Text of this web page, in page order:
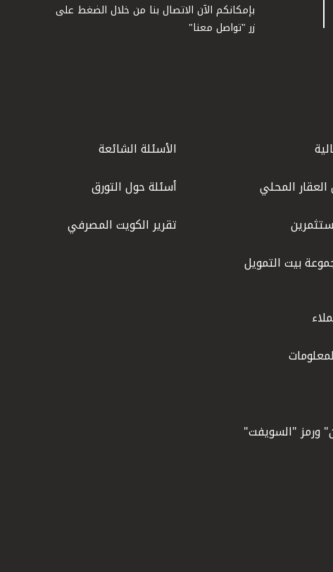
بإمكانكم الآن الاتصال بنا من خلال الضغط على
زر "تواصل معنا"
المحلي
بيت التمويل
ورمز "السويفت"
الأسئلة الشائعة
أسئلة حول التورق
تقرير الكويت المصرفي